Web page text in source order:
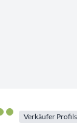
Verkäufer